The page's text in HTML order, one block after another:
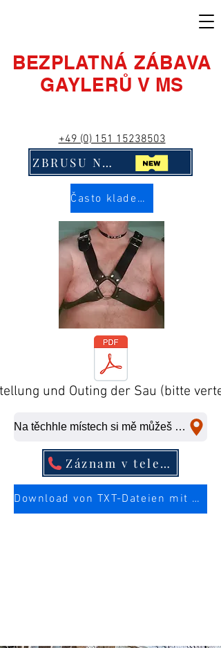
BEZPLATNÁ ZÁBAVA
GAYLERŮ V MS
+49 (0) 151 15238503
ZBRUSU NOVÉ! Klikni na mě!!
Často kladené otázky
und Outing der Sau (bitte
Na těchhle místech si mě můžeš ošukat na rychlo.
Záznam v telefonním seznamu
Download von TXT-Dateien mit mehr Infos über die Sau